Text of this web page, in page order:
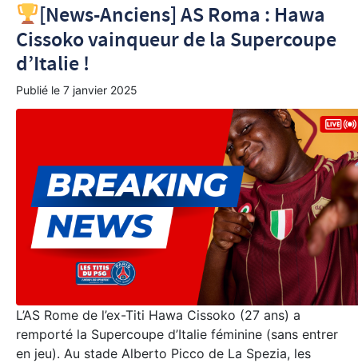
[News-Anciens] AS Roma : Hawa
Cissoko vainqueur de la Supercoupe
d’Italie !
Publié le 7 janvier 2025
L’AS Rome de l’ex-Titi Hawa Cissoko (27 ans) a
remporté la Supercoupe d’Italie féminine (sans entrer
en jeu). Au stade Alberto Picco de La Spezia, les